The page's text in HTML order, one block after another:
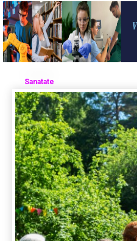
Sanatate